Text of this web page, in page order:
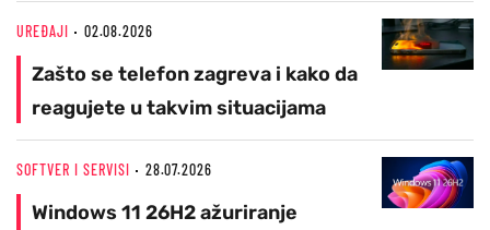
UREĐAJI 02.08.2026
Zašto se telefon zagreva i kako da
reagujete u takvim situacijama
SOFTVER I SERVISI 28.07.2026
Windows 11 26H2 ažuriranje